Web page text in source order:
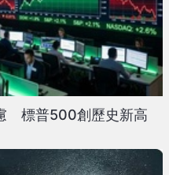
標普500創歷史新高